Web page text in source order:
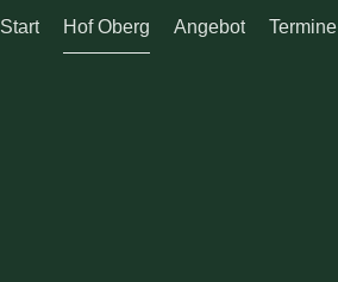
Start Hof Oberg Angebot Termine